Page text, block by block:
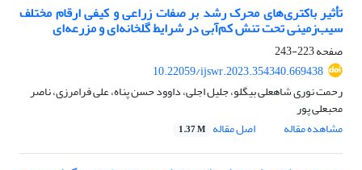
تأثیر باکتری‌های محرک رشد بر صفات زراعی و کیفی ارقام مختلف
سیب‌زمینی تحت تنش کم‌آبی در شرایط گلخانه‌ای و مزرعه‌ای
صفحه223-243
10.22059/ijswr.2023.354340.669438
رحمت نوری شاهعلی بیگلو، جلیل اجلی، داوود حسن پناه، علی فرامرزی، ناصر
محبعلی پور
مشاهده مقاله
اصل مقاله 1.37 M